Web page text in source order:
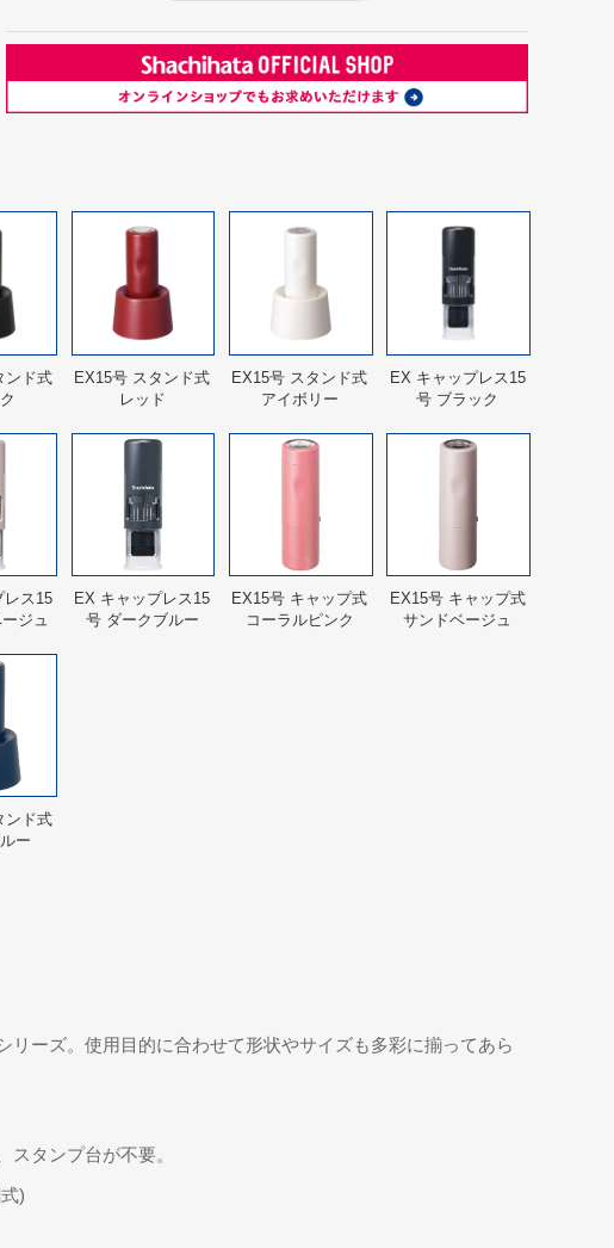
ンド式
EX15号 スタンド式
レッド
EX15号 スタンド式
アイボリー
EX キャップレス15
号 ブラック
レス15
ジュ
EX キャップレス15
号 ダークブルー
EX15号 キャップ式
コーラルピンク
EX15号 キャップ式
サンドベージュ
ンド式
ー
ーズ。使用目的に合わせて形状やサイズも多彩に揃ってあら
タンプ台が不要。
)